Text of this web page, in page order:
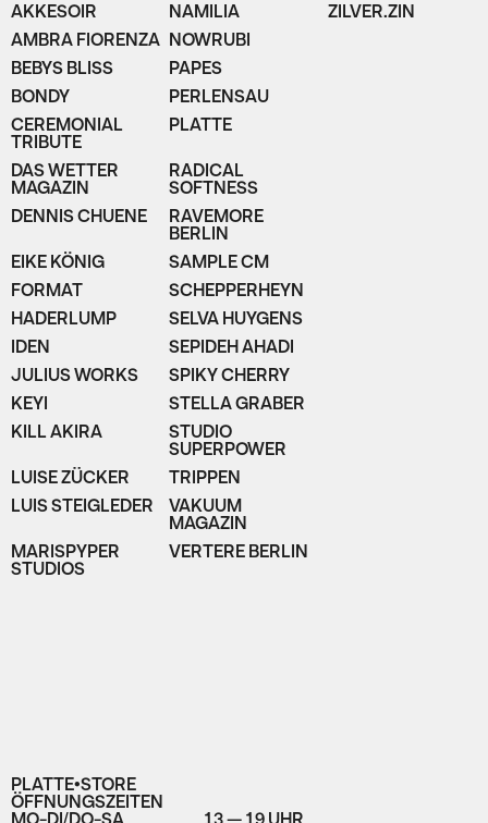
AKKESOIR
AMBRA FIORENZA
BEBYS BLISS
BONDY
CEREMONIAL
TRIBUTE
DAS WETTER
MAGAZIN
DENNIS CHUENE
EIKE KÖNIG
FORMAT
HADERLUMP
IDEN
JULIUS WORKS
KEYI
KILL AKIRA
LUISE ZÜCKER
LUIS STEIGLEDER
MARISPYPER
STUDIOS
NAMILIA
NOWRUBI
PAPES
PERLENSAU
PLATTE
RADICAL
SOFTNESS
RAVEMORE
BERLIN
SAMPLE CM
SCHEPPERHEYN
SELVA HUYGENS
SEPIDEH AHADI
SPIKY CHERRY
STELLA GRABER
STUDIO
SUPERPOWER
TRIPPEN
VAKUUM
MAGAZIN
VERTERE BERLIN
ZILVER.ZIN
PLATTE•STORE
ÖFFNUNGSZEITEN